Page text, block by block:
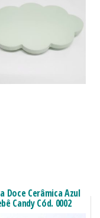
Doce Cerâmica Azul
Candy Cód. 0002